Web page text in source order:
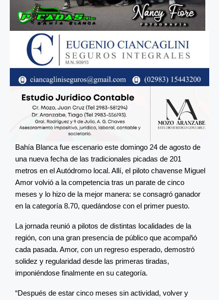
Bahía Blanca fue escenario este domingo 24 de agosto de
una nueva fecha de las tradicionales picadas de 201
metros en el Autódromo local. Allí, el piloto chavense Miguel
Amor volvió a la competencia tras un parate de cinco
meses y lo hizo de la mejor manera: se consagró ganador
en la categoría 8.70, quedándose con el primer puesto.
La jornada reunió a pilotos de distintas localidades de la
región, con una gran presencia de público que acompañó
cada pasada. Amor, con un regreso esperado, demostró
solidez y regularidad desde las primeras tiradas,
imponiéndose finalmente en su categoría.
“Después de estar cinco meses sin actividad, volver y